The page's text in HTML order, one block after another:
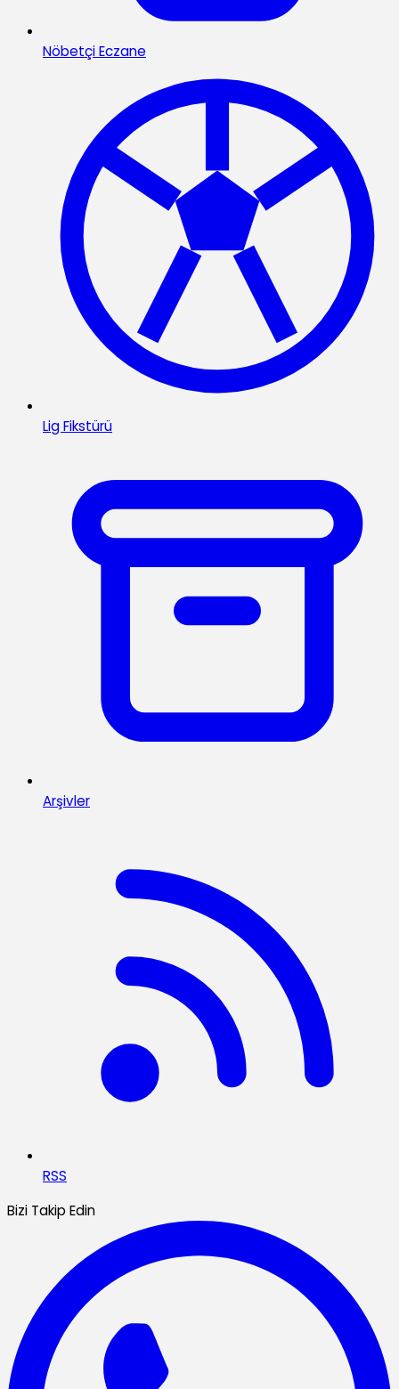
Nöbetçi Eczane
Lig Fikstürü
Arşivler
RSS
Bizi Takip Edin